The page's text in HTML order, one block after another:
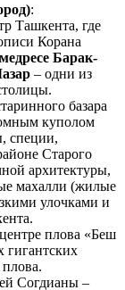
:
Ташкента, где
Корана
медресе Барак-
– одни из
базара
куполом
специи,
Старого
архитектуры,
махалли (жилые
улочками и
плова «Беш
гигантских
Согдианы –